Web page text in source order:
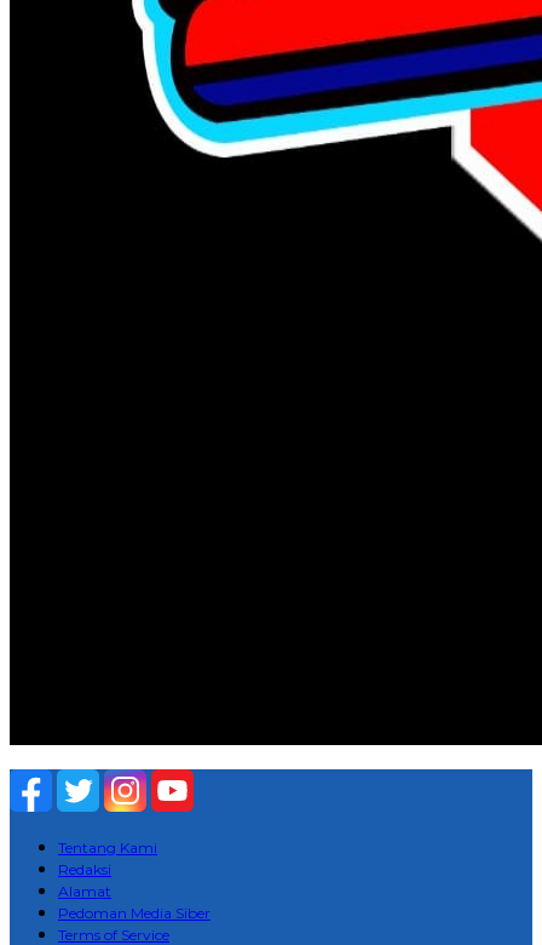
Tentang Kami
Redaksi
Alamat
Pedoman Media Siber
Terms of Service